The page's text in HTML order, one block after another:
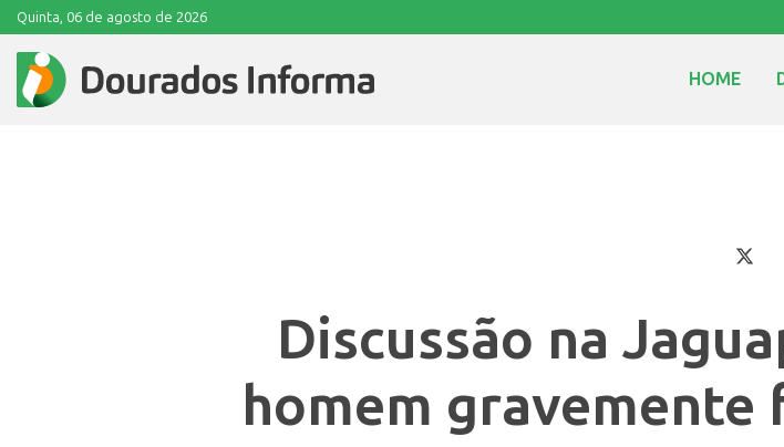
Quinta, 06 de agosto de 2026
HOME
Discussão na
homem gravemente